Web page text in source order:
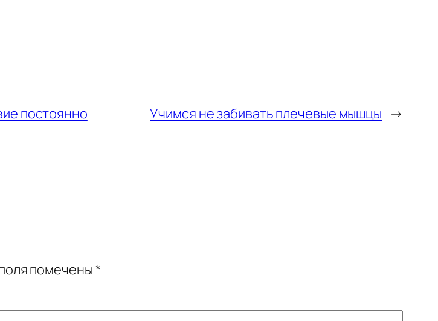
постоянно Учимся не забивать плечевые мышцы →
помечены*